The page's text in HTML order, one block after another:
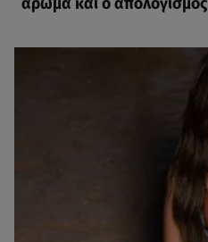
άρωμα και ο απολογισμός